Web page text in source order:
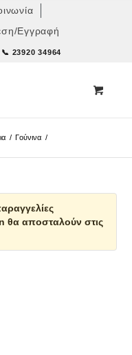
Εγγραφή
📞 23920 34964
/ Γούνινα /
θα αποσταλούν στις